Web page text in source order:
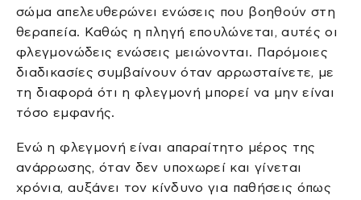
σώμα απελευθερώνει ενώσεις που βοηθούν στη
θεραπεία. Καθώς η πληγή επουλώνεται, αυτές οι
φλεγμονώδεις ενώσεις μειώνονται. Παρόμοιες
διαδικασίες συμβαίνουν όταν αρρωσταίνετε, με
τη διαφορά ότι η φλεγμονή μπορεί να μην είναι
τόσο εμφανής.
Ενώ η φλεγμονή είναι απαραίτητο μέρος της
ανάρρωσης, όταν δεν υποχωρεί και γίνεται
χρόνια, αυξάνει τον κίνδυνο για παθήσεις όπως